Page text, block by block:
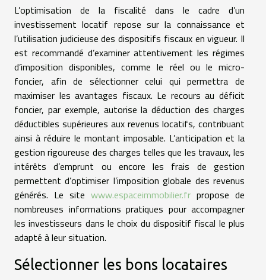
L’optimisation de la fiscalité dans le cadre d’un
investissement locatif repose sur la connaissance et
l’utilisation judicieuse des dispositifs fiscaux en vigueur. Il
est recommandé d’examiner attentivement les régimes
d’imposition disponibles, comme le réel ou le micro-
foncier, afin de sélectionner celui qui permettra de
maximiser les avantages fiscaux. Le recours au déficit
foncier, par exemple, autorise la déduction des charges
déductibles supérieures aux revenus locatifs, contribuant
ainsi à réduire le montant imposable. L’anticipation et la
gestion rigoureuse des charges telles que les travaux, les
intérêts d’emprunt ou encore les frais de gestion
permettent d’optimiser l’imposition globale des revenus
générés. Le site www.espaceimmobilier.fr propose de
nombreuses informations pratiques pour accompagner
les investisseurs dans le choix du dispositif fiscal le plus
adapté à leur situation.
Sélectionner les bons locataires